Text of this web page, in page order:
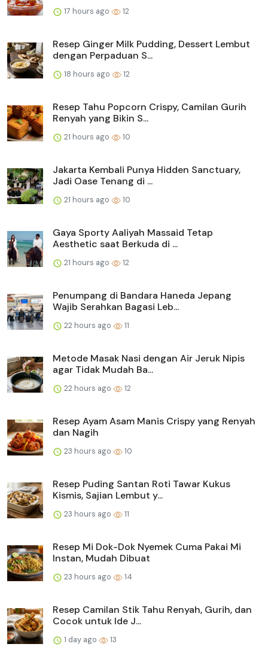
17 hours ago 12
Resep Ginger Milk Pudding, Dessert Lembut
dengan Perpaduan S...
18 hours ago 12
Resep Tahu Popcorn Crispy, Camilan Gurih
Renyah yang Bikin S...
21 hours ago 10
Jakarta Kembali Punya Hidden Sanctuary,
Jadi Oase Tenang di ...
21 hours ago 10
Gaya Sporty Aaliyah Massaid Tetap
Aesthetic saat Berkuda di ...
21 hours ago 12
Penumpang di Bandara Haneda Jepang
Wajib Serahkan Bagasi Leb...
22 hours ago 11
Metode Masak Nasi dengan Air Jeruk Nipis
agar Tidak Mudah Ba...
22 hours ago 12
Resep Ayam Asam Manis Crispy yang Renyah
dan Nagih
23 hours ago 10
Resep Puding Santan Roti Tawar Kukus
Kismis, Sajian Lembut y...
23 hours ago 11
Resep Mi Dok-Dok Nyemek Cuma Pakai Mi
Instan, Mudah Dibuat
23 hours ago 14
Resep Camilan Stik Tahu Renyah, Gurih, dan
Cocok untuk Ide J...
1 day ago 13